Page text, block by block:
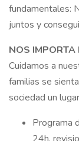
fundamentales:
juntos y
NOS IMPORTA
Cuidamos a
familias se
sociedad un
Programa